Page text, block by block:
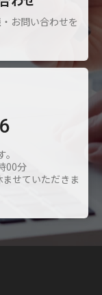
お問い合わせを
00分
せていただきま